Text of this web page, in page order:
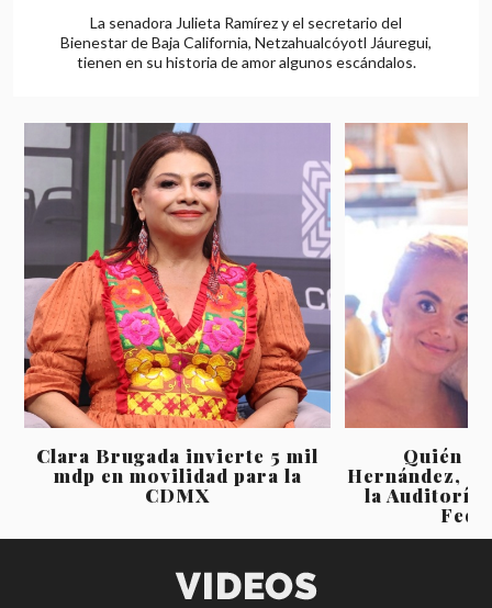
La senadora Julieta Ramírez y el secretario del
Bienestar de Baja California, Netzahualcóyotl Jáuregui,
tienen en su historia de amor algunos escándalos.
Clara Brugada invierte 5 mil
mdp en movilidad para la
CDMX
Quién
Hernández,
la Auditoría